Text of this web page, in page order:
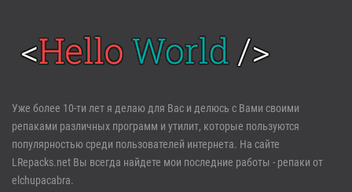
Войти
Регистрация
Забыли пароль?
Уже более 10-ти лет я делаю для Вас и делюсь с Вами своими
репаками различных программ и утилит, которые пользуются
популярностью среди пользователей интернета. На сайте
LRepacks.net Вы всегда найдете мои последние работы - репаки от
elchupacabra.